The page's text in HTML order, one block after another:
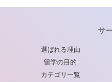
サ
選ばれる理由
留学の目的
カテゴリ一覧